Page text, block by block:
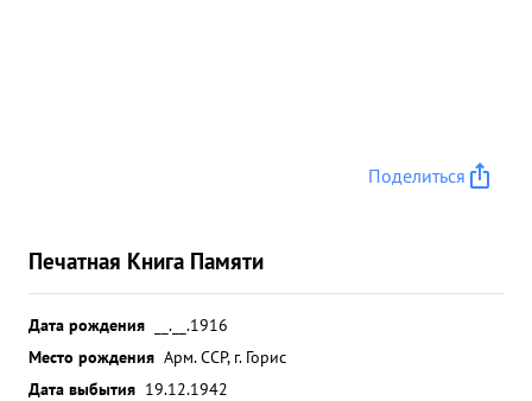
Поделиться
Печатная Книга Памяти
Дата рождения
__.__.1916
Место рождения Арм. ССР, г. Горис
Дата выбытия 19.12.1942